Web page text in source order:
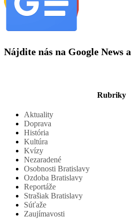
Nájdite nás na Google News a
Rubriky
Aktuality
Doprava
História
Kultúra
Kvízy
Nezaradené
Osobnosti Bratislavy
Ozdoba Bratislavy
Reportáže
Strašiak Bratislavy
Súťaže
Zaujímavosti